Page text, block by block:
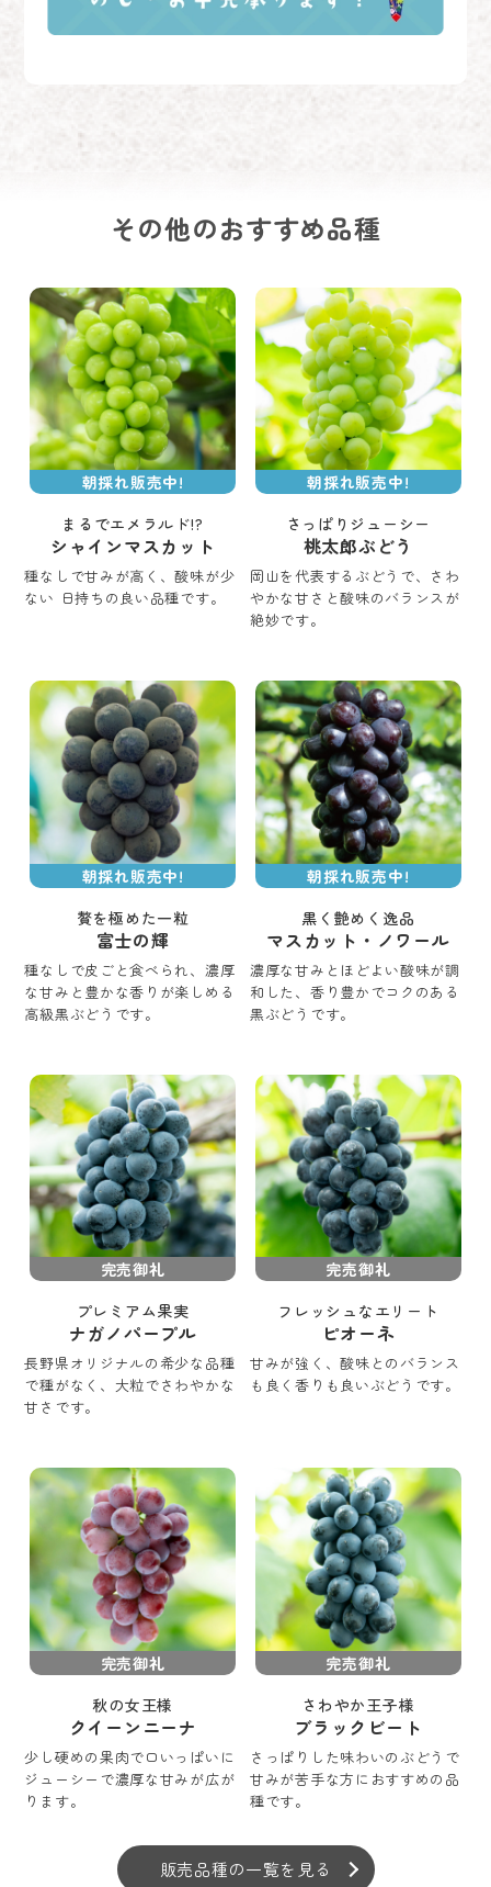
その他のおすすめ品種
朝採れ販売中!
まるでエメラルド!?
シャインマスカット
種なしで甘みが高く、酸味が少
ない 日持ちの良い品種です。
朝採れ販売中!
さっぱりジューシー
桃太郎ぶどう
岡山を代表するぶどうで、さわ
やかな甘さと酸味のバランスが
絶妙です。
朝採れ販売中!
贅を極めた一粒
富士の輝
種なしで皮ごと食べられ、濃厚
な甘みと豊かな香りが楽しめる
高級黒ぶどうです。
朝採れ販売中!
黒く艶めく逸品
マスカット・ノワール
濃厚な甘みとほどよい酸味が調
和した、香り豊かでコクのある
黒ぶどうです。
完売御礼
プレミアム果実
ナガノパープル
長野県オリジナルの希少な品種
で種がなく、大粒でさわやかな
甘さです。
完売御礼
フレッシュなエリート
ピオーネ
甘みが強く、酸味とのバランス
も良く香りも良いぶどうです。
完売御礼
秋の女王様
クイーンニーナ
少し硬めの果肉で口いっぱいに
ジューシーで濃厚な甘みが広が
ります。
完売御礼
さわやか王子様
ブラックビート
さっぱりした味わいのぶどうで
甘みが苦手な方におすすめの品
種です。
販売品種の一覧を見る